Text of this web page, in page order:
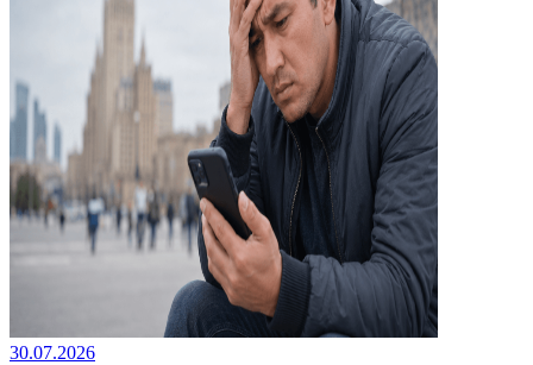
30.07.2026